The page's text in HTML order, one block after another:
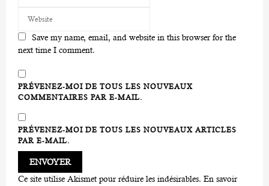
Save my name, email, and website in this browser for the
next time I comment.
PRÉVENEZ-MOI DE TOUS LES NOUVEAUX
COMMENTAIRES PAR E-MAIL.
PRÉVENEZ-MOI DE TOUS LES NOUVEAUX ARTICLES
PAR E-MAIL.
Ce site utilise Akismet pour réduire les indésirables. En savoir